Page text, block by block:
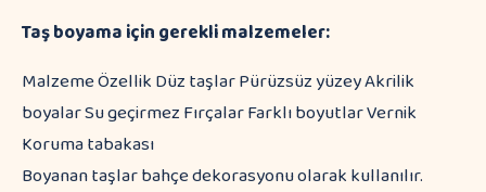
Taş boyama için gerekli malzemeler:
Malzeme Özellik Düz taşlar Pürüzsüz yüzey Akrilik
boyalar Su geçirmez Fırçalar Farklı boyutlar Vernik
Koruma tabakası
Boyanan taşlar bahçe dekorasyonu olarak kullanılır.